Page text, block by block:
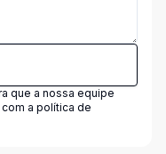
que a nossa equipe
a política de